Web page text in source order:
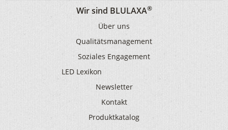
Wir sind BLULAXA®
Über uns
Qualitätsmanagement
Soziales Engagement
LED Lexikon
Newsletter
Kontakt
Produktkatalog